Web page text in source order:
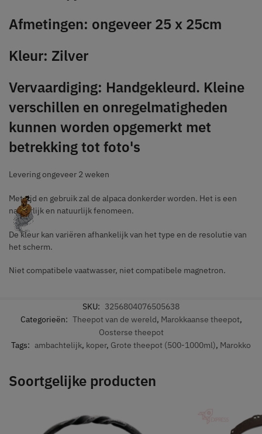
Afmetingen: ongeveer 25 x 25cm
Kleur: Zilver
Vervaardiging: Handgekleurd. Kleine
verschillen en onregelmatigheden
kunnen worden opgemerkt met
betrekking tot foto's
Levering ongeveer 2 weken
Met tijd en gebruik zal de alpaca donkerder worden. Het is een
natuurlijk en natuurlijk fenomeen.
De kleur kan variëren afhankelijk van het type en de resolutie van
het scherm.
Niet compatibele vaatwasser, niet compatibele magnetron.
SKU: 3256804076505638
Categorieën: Theepot van de wereld, Marokkaanse theepot,
Oosterse theepot
Tags: ambachtelijk, koper, Grote theepot (500-1000ml), Marokko
Soortgelijke producten